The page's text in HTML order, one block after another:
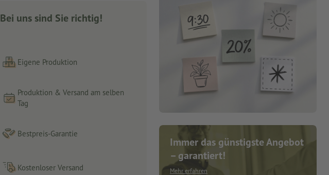
Bei uns sind Sie richtig!
Eigene Produktion
Produktion & Versand am selben
Tag
Bestpreis-Garantie
Kostenloser Versand
Immer das günstigste Angebot
– garantiert!
Mehr erfahren